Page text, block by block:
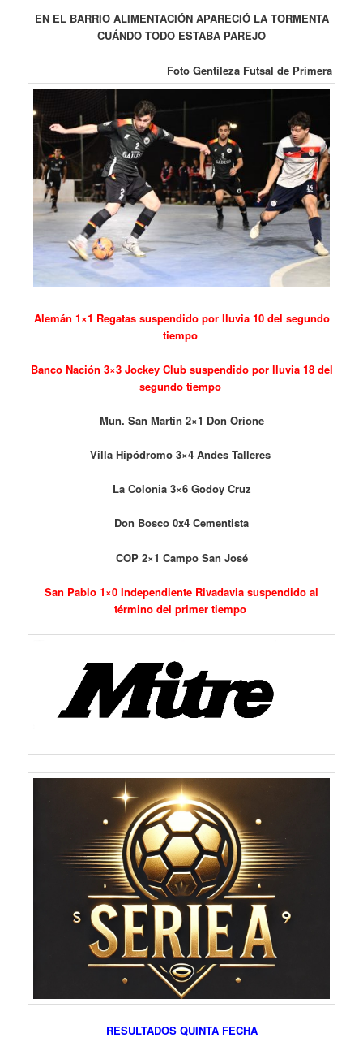
EN EL BARRIO ALIMENTACIÓN APARECIÓ LA TORMENTA
CUÁNDO TODO ESTABA PAREJO
Foto Gentileza Futsal de Primera
Alemán 1×1 Regatas suspendido por lluvia 10 del segundo
tiempo
Banco Nación 3×3 Jockey Club suspendido por lluvia 18 del
segundo tiempo
Mun. San Martín 2×1 Don Orione
Villa Hipódromo 3×4 Andes Talleres
La Colonia 3×6 Godoy Cruz
Don Bosco 0x4 Cementista
COP 2×1 Campo San José
San Pablo 1×0 Independiente Rivadavia suspendido al
término del primer tiempo
RESULTADOS QUINTA FECHA